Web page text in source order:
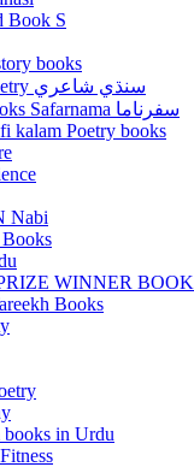
Book S
books
Sindhi Poetry سنڌي شاعري
Sindhi books Safarnama سفرناما
kalam Poetry books
Nabi
WINNER
Books
books in Urdu